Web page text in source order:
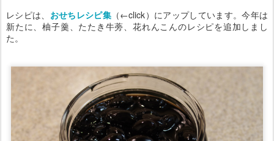
レシピは、 おせちレシピ集 （←click）にアップしています。今年は
新たに、柚子羹、たたき牛蒡、花れんこんのレシピを追加しまし
た。